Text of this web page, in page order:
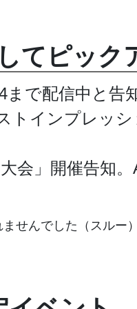
てピック
まで配信中と告
トインプレッ
会」開催告知
せんでした（スルー